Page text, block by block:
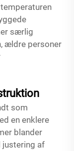
særlig
ældre personer
som
en enklere
blander
justering af